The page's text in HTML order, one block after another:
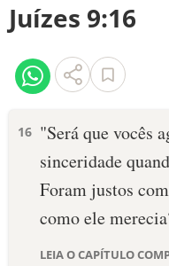
NOVO TESTAMENTO
VERSÍCULOS
PALAVRA DO DIA
SALMO DO DIA
DEVOCIONAL DIÁRIO
Juízes 9:16
16 "Será que vocês
sinceridade
Foram justos
como ele
LEIA O CAPÍTULO